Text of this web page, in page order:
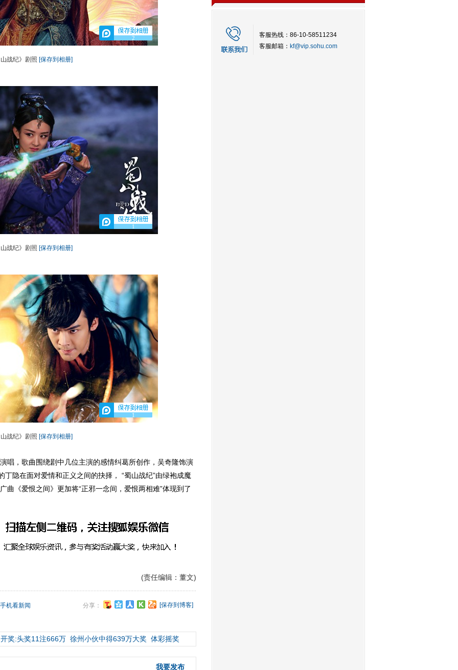
2
战纪》剧照 [保存到相册]
1
战纪》剧照 [保存到相册]
1
战纪》剧照 [保存到相册]
，歌曲围绕剧中几位主演的感情纠葛所创作，吴奇隆饰演
丁隐在面对爱情和正义之间的抉择， “蜀山战纪”由绿袍成魔
曲《爱恨之间》更加将“正邪一念间，爱恨两相难”体现到了
(责任编辑：董文)
分享： [保存到博客]
手机看新闻
奖:头奖11注666万 徐州小伙中得639万大奖 体彩摇奖
我要发布
客服热线：86-10-58511234
客服邮箱： kf@vip.sohu.com